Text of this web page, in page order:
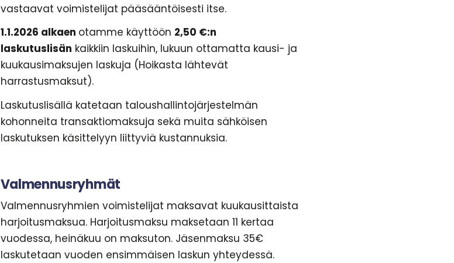
vastaavat voimistelijat pääsääntöisesti itse.
1.1.2026 alkaen otamme käyttöön 2,50 €:n
laskutuslisän kaikkiin laskuihin, lukuun ottamatta kausi- ja
kuukausimaksujen laskuja (Hoikasta lähtevät
harrastusmaksut).
Laskutuslisällä katetaan taloushallintojärjestelmän
kohonneita transaktiomaksuja sekä muita sähköisen
laskutuksen käsittelyyn liittyviä kustannuksia.
Valmennusryhmät
Valmennusryhmien voimistelijat maksavat kuukausittaista
harjoitusmaksua. Harjoitusmaksu maksetaan 11 kertaa
vuodessa, heinäkuu on maksuton. Jäsenmaksu 35€
laskutetaan vuoden ensimmäisen laskun yhteydessä.